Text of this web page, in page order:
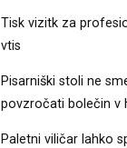
Tisk vizitk za
vtis
Pisarniški stoli ne
povzročati bolečin v
Paletni viličar lahko